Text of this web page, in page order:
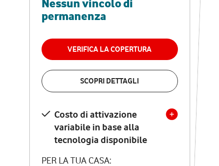
Nessun vincolo di
permanenza
VERIFICA LA COPERTURA
SCOPRI DETTAGLI
Costo di attivazione
variabile in base alla
tecnologia disponibile
PER LA TUA CASA:
RETE FISSA + VODAFONE CLUB
29,95€
permanenza
VERIFICA LA COPERTURA
Costo di attivazione
variabile in base alla
tecnologia disponibile
PER LA TUA CASA: